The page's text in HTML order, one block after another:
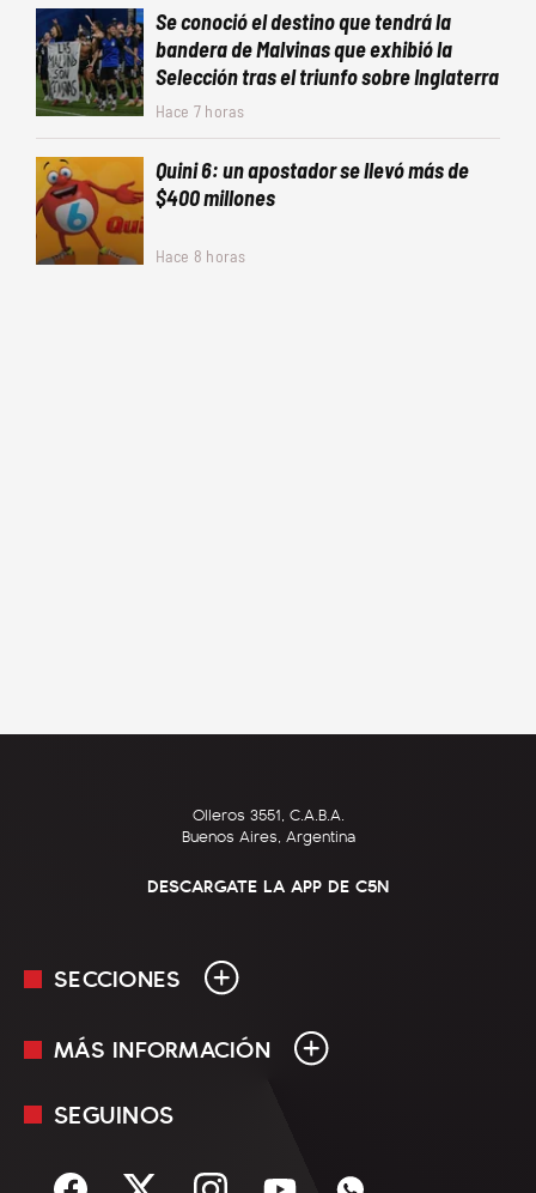
Se conoció el destino que tendrá la
bandera de Malvinas que exhibió la
Selección tras el triunfo sobre Inglaterra
Hace 7 horas
Quini 6: un apostador se llevó más de
$400 millones
Hace 8 horas
Olleros 3551, C.A.B.A.
Buenos Aires, Argentina
DESCARGATE LA APP DE C5N
SECCIONES
En Vivo
Sociedad
MÁS INFORMACIÓN
Mediakit
Términos y condiciones
SEGUINOS